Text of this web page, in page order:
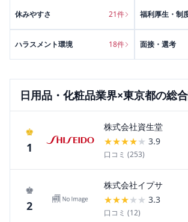
休みやすさ 21件 福利厚生・制
ハラスメント環境 18件 面接・選考
日用品・化粧品業界×東京都の総
♚
1
株式会社資生堂
★★★★★ 3.9
口コミ (253)
♚
2
株式会社イプサ
★★★★ ★ 3.3
口コミ (12)